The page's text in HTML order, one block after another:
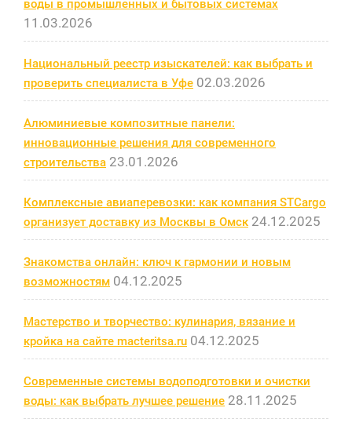
воды в промышленных и бытовых системах
11.03.2026
Национальный реестр изыскателей: как выбрать и
проверить специалиста в Уфе 02.03.2026
Алюминиевые композитные панели:
инновационные решения для современного
строительства 23.01.2026
Комплексные авиаперевозки: как компания STCargo
организует доставку из Москвы в Омск 24.12.2025
Знакомства онлайн: ключ к гармонии и новым
возможностям 04.12.2025
Мастерство и творчество: кулинария, вязание и
кройка на сайте macteritsa.ru 04.12.2025
Современные системы водоподготовки и очистки
воды: как выбрать лучшее решение 28.11.2025